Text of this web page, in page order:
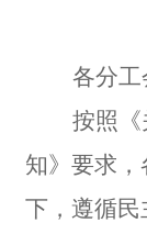
各分工
按照
知》要求
下，遵循民